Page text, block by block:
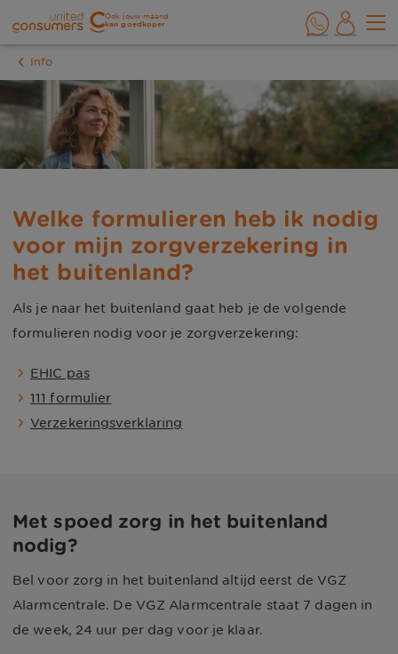
Ook jouw maand
kan goedkoper
Info
Welke formulieren heb ik nodig
voor mijn zorgverzekering in
het buitenland?
Als je naar het buitenland gaat heb je de volgende
formulieren nodig voor je zorgverzekering:
EHIC pas
111 formulier
Verzekeringsverklaring
Met spoed zorg in het buitenland
nodig?
Bel voor zorg in het buitenland altijd eerst de VGZ
Alarmcentrale. De VGZ Alarmcentrale staat 7 dagen in
de week, 24 uur per dag voor je klaar.